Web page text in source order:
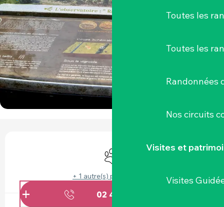
Toutes les
Toutes les
Randonnées
Nos circuits
Visites et
Visites
OUVERTURE ET COORDONNÉES
Animaux acceptés
+ 1 autre(s) prestation(s)
02 40 06 62